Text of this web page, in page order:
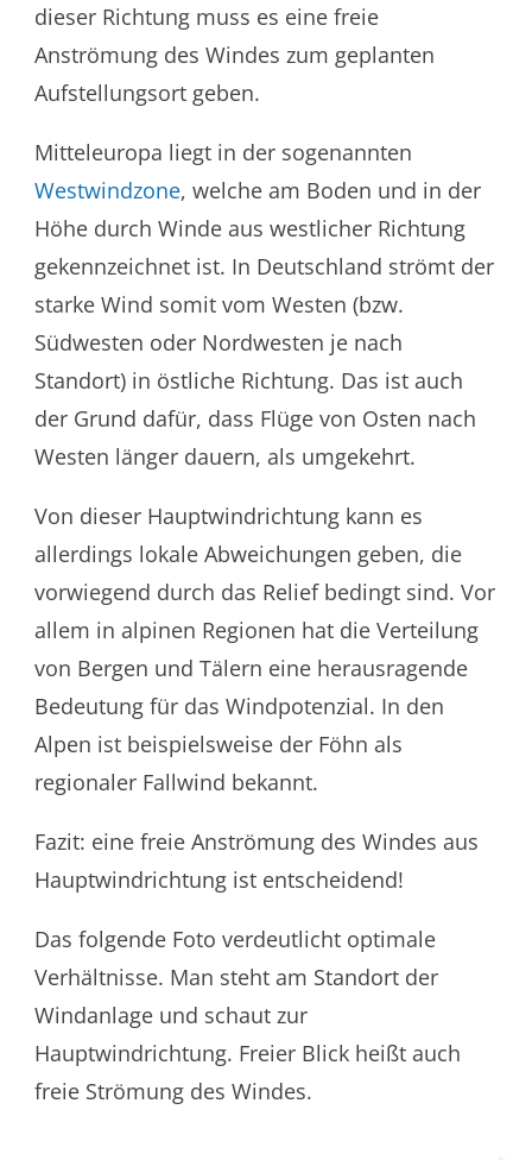
dieser Richtung muss es eine freie
Anströmung des Windes zum geplanten
Aufstellungsort geben.
Mitteleuropa liegt in der sogenannten
Westwindzone, welche am Boden und in der
Höhe durch Winde aus westlicher Richtung
gekennzeichnet ist. In Deutschland strömt der
starke Wind somit vom Westen (bzw.
Südwesten oder Nordwesten je nach
Standort) in östliche Richtung. Das ist auch
der Grund dafür, dass Flüge von Osten nach
Westen länger dauern, als umgekehrt.
Von dieser Hauptwindrichtung kann es
allerdings lokale Abweichungen geben, die
vorwiegend durch das Relief bedingt sind. Vor
allem in alpinen Regionen hat die Verteilung
von Bergen und Tälern eine herausragende
Bedeutung für das Windpotenzial. In den
Alpen ist beispielsweise der Föhn als
regionaler Fallwind bekannt.
Fazit: eine freie Anströmung des Windes aus
Hauptwindrichtung ist entscheidend!
Das folgende Foto verdeutlicht optimale
Verhältnisse. Man steht am Standort der
Windanlage und schaut zur
Hauptwindrichtung. Freier Blick heißt auch
freie Strömung des Windes.